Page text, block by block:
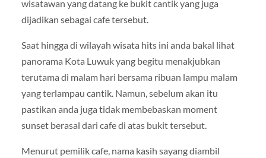
wisatawan yang datang ke bukit cantik yang juga
dijadikan sebagai cafe tersebut.
Saat hingga di wilayah wisata hits ini anda bakal lihat
panorama Kota Luwuk yang begitu menakjubkan
terutama di malam hari bersama ribuan lampu malam
yang terlampau cantik. Namun, sebelum akan itu
pastikan anda juga tidak membebaskan moment
sunset berasal dari cafe di atas bukit tersebut.
Menurut pemilik cafe, nama kasih sayang diambil